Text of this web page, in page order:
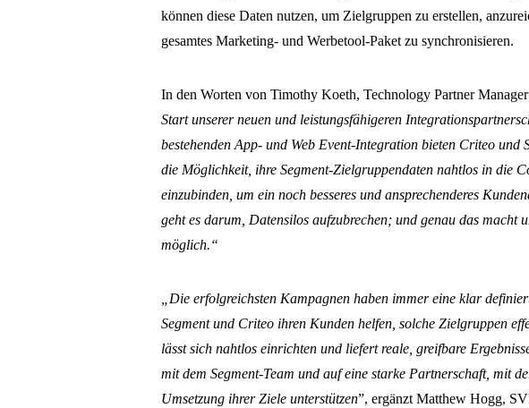
können diese Daten nutzen, um Zielgruppen zu erstellen,
gesamtes Marketing- und Werbetool-Paket zu synchronisieren.
In den Worten von Timothy Koeth, Technology Partner
Start unserer neuen und leistungsfähigeren
bestehenden App- und Web Event-Integration bieten Criteo und
die Möglichkeit, ihre Segment-Zielgruppendaten nahtlos in die
einzubinden, um ein noch besseres und ansprechenderes
geht es darum, Datensilos aufzubrechen; und genau das macht
möglich.“
„Die erfolgreichsten Kampagnen haben immer eine klar
Segment und Criteo ihren Kunden helfen, solche Zielgruppen
lässt sich nahtlos einrichten und liefert reale, greifbare
mit dem Segment-Team und auf eine starke Partnerschaft, mit
Umsetzung ihrer Ziele unterstützen”, ergänzt Matthew Hogg,